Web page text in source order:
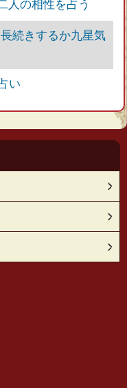
人の相性を占う
続きするか九星気
い